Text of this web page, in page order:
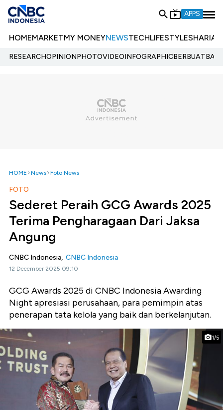
APPS
HOMEMARKETMY MONEYNEWSTECHLIFESTYLESHARIA
RESEARCHOPINIONPHOTOVIDEOINFOGRAPHIC
HOME News Foto News
FOTO
Sederet Peraih GCG Awards 2025
Terima Pengharagaan Dari Jaksa
Angung
CNBC Indonesia, CNBC Indonesia
12 December 2025 09:10
GCG Awards 2025 di CNBC Indonesia Awarding
Night apresiasi perusahaan, para pemimpin atas
penerapan tata kelola yang baik dan berkelanjutan.
1/5